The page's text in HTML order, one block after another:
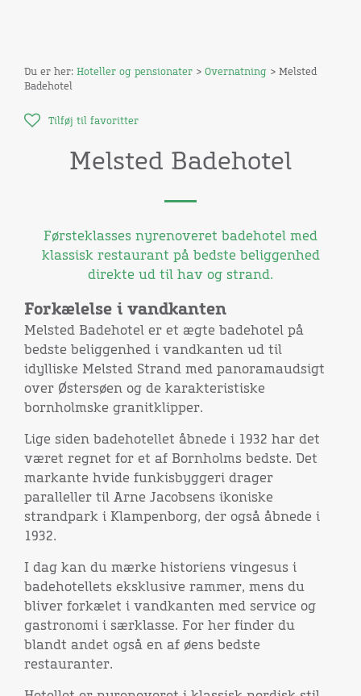
Du er her: Hoteller og pensionater > Overnatning > Melsted
Badehotel
Tilføj til favoritter
Melsted Badehotel
Førsteklasses nyrenoveret badehotel med
klassisk restaurant på bedste beliggenhed
direkte ud til hav og strand.
Forkælelse i vandkanten
Melsted Badehotel er et ægte badehotel på
bedste beliggenhed i vandkanten ud til
idylliske Melsted Strand med panoramaudsigt
over Østersøen og de karakteristiske
bornholmske granitklipper.
Lige siden badehotellet åbnede i 1932 har det
været regnet for et af Bornholms bedste. Det
markante hvide funkisbyggeri drager
paralleller til Arne Jacobsens ikoniske
strandpark i Klampenborg, der også åbnede i
1932.
I dag kan du mærke historiens vingesus i
badehotellets eksklusive rammer, mens du
bliver forkælet i vandkanten med service og
gastronomi i særklasse. For her finder du
blandt andet også en af øens bedste
restauranter.